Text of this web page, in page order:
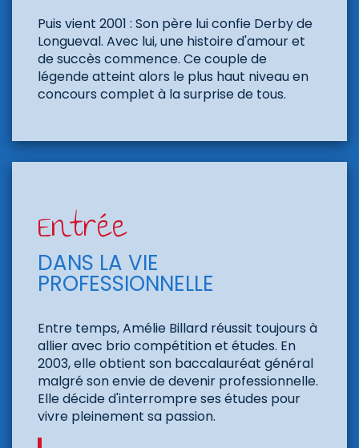
Puis vient 2001 : Son père lui confie Derby de
Longueval. Avec lui, une histoire d'amour et
de succès commence. Ce couple de
légende atteint alors le plus haut niveau en
concours complet à la surprise de tous.
Entrée
DANS LA VIE
PROFESSIONNELLE
Entre temps, Amélie Billard réussit toujours à
allier avec brio compétition et études. En
2003, elle obtient son baccalauréat général
malgré son envie de devenir professionnelle.
Elle décide d'interrompre ses études pour
vivre pleinement sa passion.